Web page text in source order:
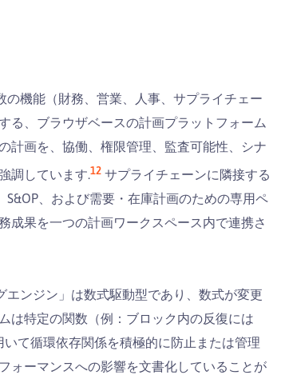
機能（財務、営業、人事、サプライチェー
る、ブラウザベースの計画プラットフォーム
計画を、協働、権限管理、監査可能性、シナ
調しています.12 サプライチェーンに隣接する
、および需要・在庫計画のための専用ペ
成果を一つの計画ワークスペース内で連携さ
ンジン」は数式駆動型であり、数式が変更
は特定の関数（例：ブロック内の反復には
いて循環依存関係を積極的に防止または管理
ォーマンスへの影響を文書化していることが